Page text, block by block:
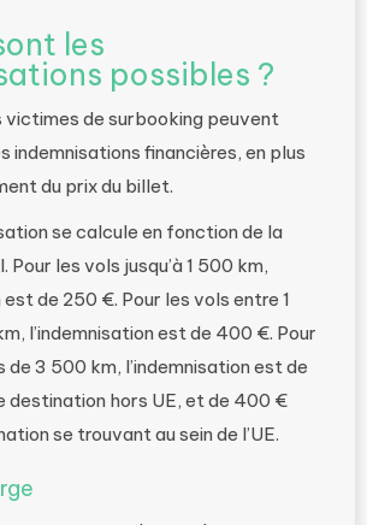
les
possibles ?
victimes de surbooking peuvent
indemnisations financières, en plus
du prix du billet.
se calcule en fonction de la
Pour les vols jusqu’à 1 500 km,
est de 250 €. Pour les vols entre 1
l’indemnisation est de 400 €. Pour
de 3 500 km, l’indemnisation est de
destination hors UE, et de 400 €
se trouvant au sein de l’UE.